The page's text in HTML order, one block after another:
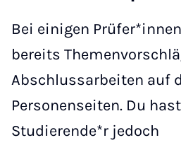
Bei einigen
bereits
Abschlussarbeiten auf
Personenseiten. Du
Studierende*r jedoch